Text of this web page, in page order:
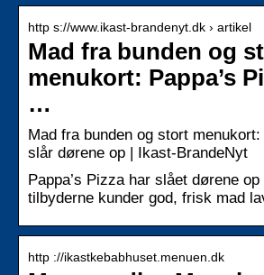
http s://www.ikast-brandenyt.dk › artikel
Mad fra bunden og
menukort: Pappa’s
…
Mad fra bunden og stort menukort:
slår dørene op | Ikast-BrandeNyt
Pappa’s Pizza har slået dørene
tilbyderne kunder god, frisk mad
http ://ikastkebabhuset.menuen.dk